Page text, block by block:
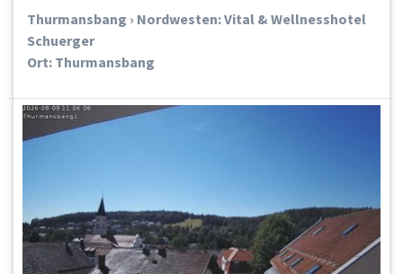
Thurmansbang › Nordwesten: Vital & Wellnesshotel
Schuerger
Ort: Thurmansbang